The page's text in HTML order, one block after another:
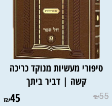
סיפורי מעשיות מנוקד כריכה
קשה | דביר ביתך
₪55
₪45